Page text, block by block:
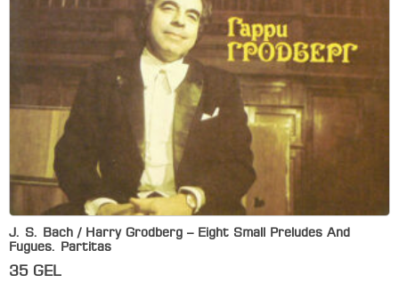
J. S. Bach / Harry Grodberg – Eight Small Preludes And
Fugues. Partitas
35 GEL